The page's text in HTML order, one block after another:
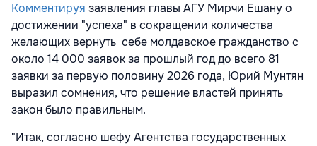
Комментируя заявления главы АГУ Мирчи Ешану о
достижении "успеха" в сокращении количества
желающих вернуть себе молдавское гражданство с
около 14 000 заявок за прошлый год до всего 81
заявки за первую половину 2026 года, Юрий Мунтян
выразил сомнения, что решение властей принять
закон было правильным.
"Итак, согласно шефу Агентства государственных